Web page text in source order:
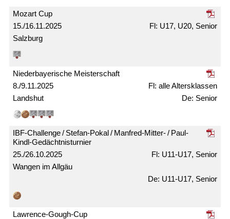
15./16.11.2025
Mozart Cup
Salzburg
U17, U20, Senior
8./9.11.2025
Nieder­bayerische Meister­schaft
Landshut
alle Alters­klassen
Senior
25./26.10.2025
IBF-Challenge / Stefan-Pokal / Manfred-Mitter- / Paul-
Kindl-Gedächtnis­turnier
Wangen im Allgäu
U11-U17, Senior
U11-U17, Senior
Lawrence-Gough-Cup